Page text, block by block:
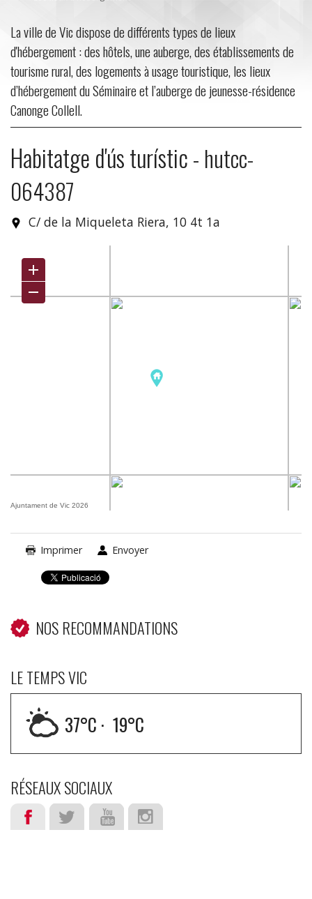
La ville de Vic dispose de différents types de lieux
d'hébergement : des hôtels, une auberge, des établissements de
tourisme rural, des logements à usage touristique, les lieux
d’hébergement du Séminaire et l’auberge de jeunesse-résidence
Canonge Collell.
Habitatge d'ús turístic- hutcc-
064387
C/ de la Miqueleta Riera, 10 4t 1a
Ajuntament de Vic 2026
Imprimer Envoyer
NOS RECOMMANDATIONS
LE TEMPS VIC
37°C · 19°C
RÉSEAUX SOCIAUX